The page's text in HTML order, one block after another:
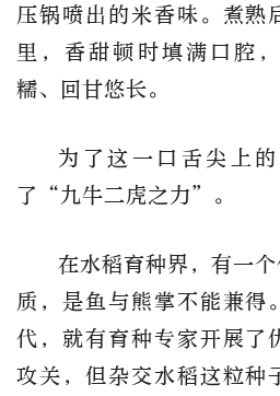
压锅喷出的米香味。煮熟
里，香甜顿时填满口腔
糯、回甘悠长。
为了这一口舌尖上
了“九牛二虎之力”。
在水稻育种界，有一
质，是鱼与熊掌不能兼得
代，就有育种专家开展了
攻关，但杂交水稻这粒